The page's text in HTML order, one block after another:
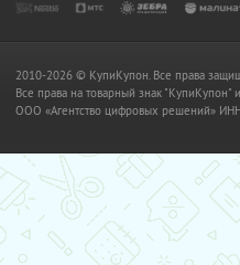
2010-2026 © КупиКупон. Все права
Все права на товарный знак
OOO «Агентство цифровых решений»